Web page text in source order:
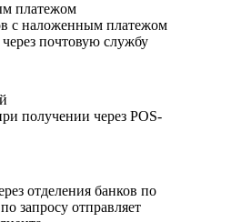
платежом
с наложенным платежом
почтовую службу
получении через POS-
отделения банков по
запросу отправляет